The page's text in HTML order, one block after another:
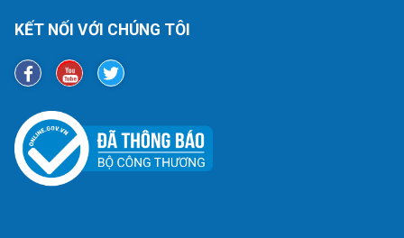
KẾT NỐI VỚI CHÚNG TÔI